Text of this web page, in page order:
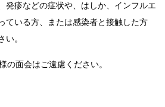
発疹などの症状や、はしか、インフルエ
ている方、または感染者と接触した方
い。
の面会はご遠慮ください。